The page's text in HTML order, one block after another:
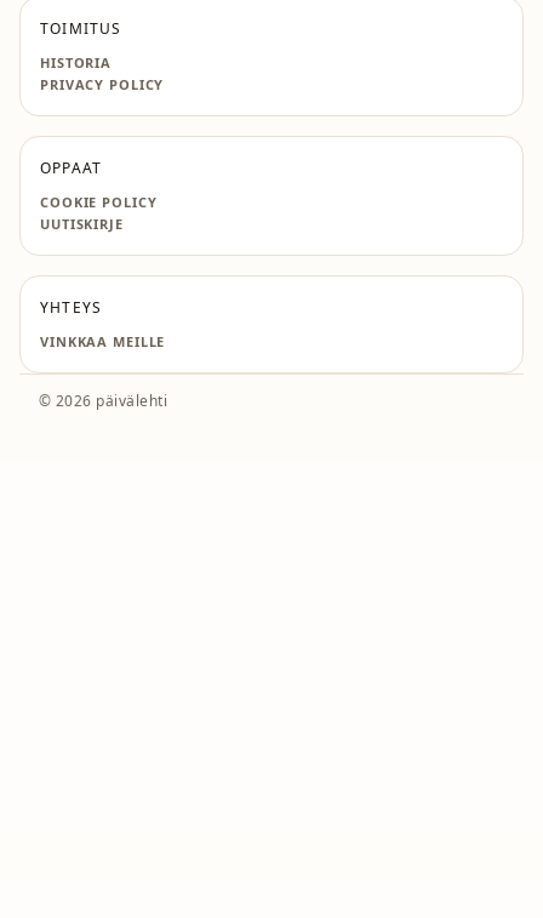
TOIMITUS
HISTORIA
PRIVACY POLICY
OPPAAT
COOKIE POLICY
UUTISKIRJE
YHTEYS
VINKKAA MEILLE
© 2026 päivälehti